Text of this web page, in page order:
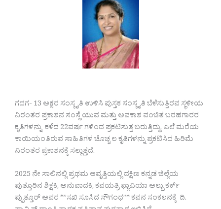
ಗದಗ- 13 ಅಕ್ಷರ ಸಂಸ್ಕೃತಿ ಉಳಿಸಿ ಪುಸ್ತಕ ಸಂಸ್ಕೃತಿ ಬೆಳೆಸುತ್ತಿರವ ಸ್ಥಳೀಯ
ನಿರಂತರ ಪ್ರಕಾಶನ ಸಂಸ್ಥೆ ಯುವ ಮತ್ತು ಅವಕಾಶ ವಂಚಿತ ಬರಹಗಾರರ
ಕೃತಿಗಳನ್ನು ಕಳೆದ 22ವರ್ಷ ಗಳಿಂದ ಪ್ರಕಟಿಸುತ್ತ ಬರುತ್ತಿದ್ದು, ಎಲೆ ಮರೆಯ
ಕಾಯಿಯಂತಿರುವ ಸಾಹಿತಿಗಳ ಚೊಚ್ಚ ಲ ಕೃತಿಗಳನ್ನು ಪ್ರಕಟಿಸಿದ ಹಿರಿಮೆ
ನಿರಂತರ ಪ್ರಕಾಶನಕ್ಕೆ ಸಲ್ಲುತ್ತದೆ.
2025 ನೇ ಸಾಲಿನಲ್ಲಿ ಪ್ರಥಮ ಆವೃತ್ತಿಯಲ್ಲಿ ದಕ್ಷಿಣ ಕನ್ನಡ ಜಿಲ್ಲೆಯ
ಪುತ್ತೂರಿನ ಶಿಕ್ಷಕಿ, ಅನುವಾದಕಿ, ಕವಯತ್ರಿ ಫ್ಲಾವಿಯಾ ಅಲ್ಬು ಕರ್ಕ್
ಪ್ಪುತ್ತೂರ್ ಅವರ *”ಸಖಿ ಸೂಸಿದ ಸೌಗಂಧ”* ಕವನ ಸಂಕಲನಕ್ಕೆ ದಿ.